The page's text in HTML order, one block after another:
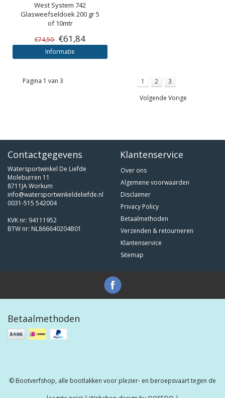
West System 742
Glasweefseldoek 200 gr 5
of 10mtr
€74,50 €61,84
Informatie
Pagina 1 van 3 1 2
3
Volgende Vorige
Contactgegevens
Watersportwinkel De Liefde
Moleburren 11
8711JA Workum
info@watersportwinkeldeliefde.nl
0031-515 542004
KVK nr: 94111952
BTW nr: NL866640204B01
Klantenservice
Over ons
Algemene voorwaarden
Disclaimer
Privacy Policy
Betaalmethoden
Verzenden & retourneren
Klantenservice
Sitemap
Betaalmethoden
© Bootverfshop, alle bootlakken voor plezier- en beroepsvaart tegen de